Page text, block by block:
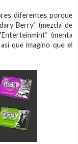
diferentes porque
Berry" (mezcla de
(menta
que imagino que el